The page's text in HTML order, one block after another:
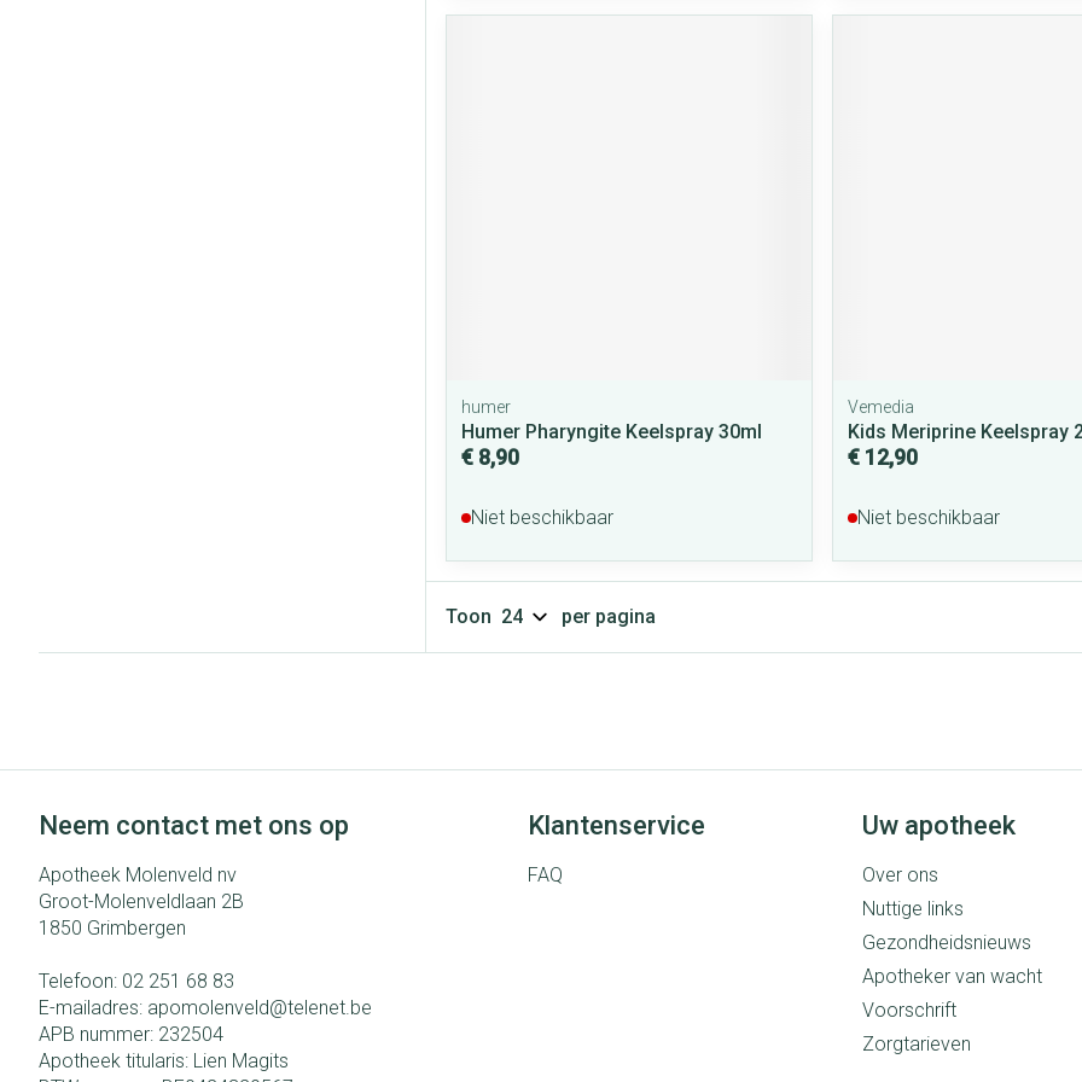
humer
Humer Pharyngite Keelspray 30ml
€ 8,90
Niet beschikbaar
Vemedia
Kids Meriprine Keelspray
€ 12,90
Niet beschikbaar
Toon per pagina
Neem contact met ons op
Apotheek Molenveld nv
Groot-Molenveldlaan 2B
1850 Grimbergen
Telefoon: 02 251 68 83
E-mailadres: apomolenveld@telenet.be
APB nummer: 232504
Apotheek titularis: Lien Magits
Klantenservice
FAQ
Uw apotheek
Over ons
Nuttige links
Gezondheidsnieuws
Apotheker van wacht
Voorschrift
Zorgtarieven